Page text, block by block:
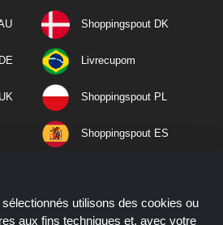
Shoppingspout DK
Livrecupom
Shoppingspout PL
Shoppingspout ES
Shoppingspout NO
utilisons des cookies ou
aux fins techniques et, avec votre